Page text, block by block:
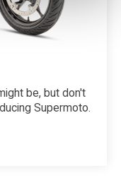
be, but don't
Supermoto.